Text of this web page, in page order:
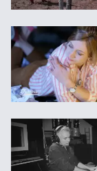
Page 13 de Page
Distraites de